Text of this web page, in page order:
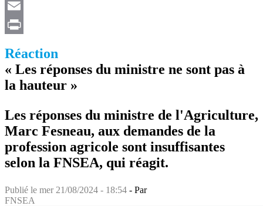
X
Email
Réaction
« Les réponses du ministre ne sont pas à
la hauteur »
Les réponses du ministre de l'Agriculture,
Marc Fesneau, aux demandes de la
profession agricole sont insuffisantes
selon la FNSEA, qui réagit.
Publié le mer 21/08/2024 - 18:54 - Par
FNSEA